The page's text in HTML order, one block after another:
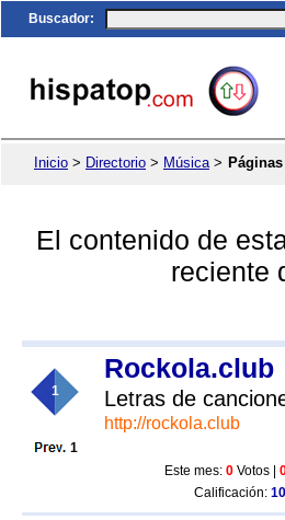
Buscador:
Inicio > Directorio > Música>
El contenido de
reciente
1
1
Rockola.club
Letras de
http://rockola.club
Este mes: 0 Votos |
Calificación: